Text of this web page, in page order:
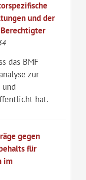
und der
das BMF
zur
und
hat.
gegen
für
im